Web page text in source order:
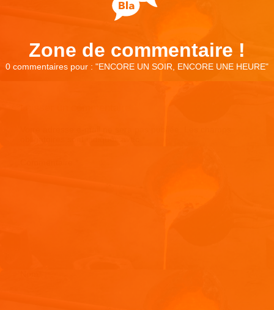
Zone de commentaire !
0 commentaires pour : "ENCORE UN SOIR, ENCORE UNE HEURE"